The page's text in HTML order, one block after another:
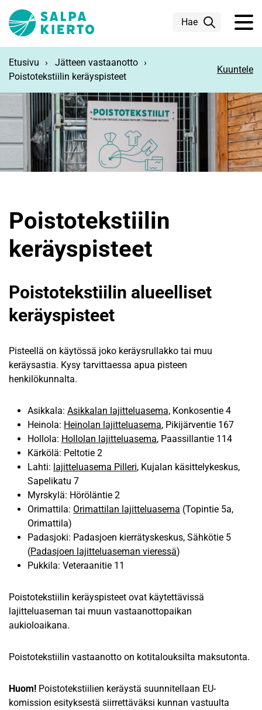
Hae
Etusivu
Jätteen vastaanotto
Poistotekstiilin keräyspisteet
Kuuntele
Poistotekstiilin
keräyspisteet
Poistotekstiilin alueelliset
keräyspisteet
Pisteellä on käytössä joko keräysrullakko tai muu
keräysastia. Kysy tarvittaessa apua pisteen
henkilökunnalta.
Asikkala: Asikkalan lajitteluasema, Konkosentie 4
Heinola: Heinolan lajitteluasema, Pikijärventie 167
Hollola: Hollolan lajitteluasema, Paassillantie 114
Kärkölä: Peltotie 2
Lahti: lajitteluasema Pilleri, Kujalan käsittelykeskus,
Sapelikatu 7
Myrskylä: Höröläntie 2
Orimattila: Orimattilan lajitteluasema (Topintie 5a,
Orimattila)
Padasjoki: Padasjoen kierrätyskeskus, Sähkötie 5
(Padasjoen lajitteluaseman vieressä)
Pukkila: Veteraanitie 11
Poistotekstiilin keräyspisteet ovat käytettävissä
lajitteluaseman tai muun vastaanottopaikan
aukioloaikana.
Poistotekstiilin vastaanotto on kotitalouksilta maksutonta.
Huom! Poistotekstiilien keräystä suunnitellaan EU-
komission esityksestä siirrettäväksi kunnan vastuulta